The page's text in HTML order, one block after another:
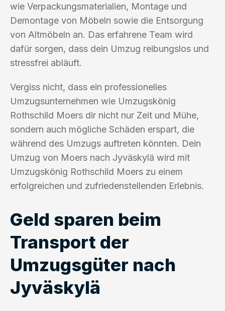
wie Verpackungsmaterialien, Montage und
Demontage von Möbeln sowie die Entsorgung
von Altmöbeln an. Das erfahrene Team wird
dafür sorgen, dass dein Umzug reibungslos und
stressfrei abläuft.
Vergiss nicht, dass ein professionelles
Umzugsunternehmen wie Umzugskönig
Rothschild Moers dir nicht nur Zeit und Mühe,
sondern auch mögliche Schäden erspart, die
während des Umzugs auftreten könnten. Dein
Umzug von Moers nach Jyväskylä wird mit
Umzugskönig Rothschild Moers zu einem
erfolgreichen und zufriedenstellenden Erlebnis.
Geld sparen beim
Transport der
Umzugsgüter nach
Jyväskylä